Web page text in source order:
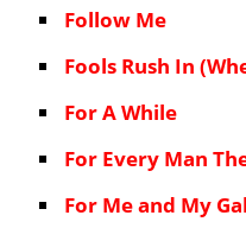
Follow Me
Fools Rush In
For A While
For Every Man
For Me and My Gal